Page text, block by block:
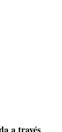
a través